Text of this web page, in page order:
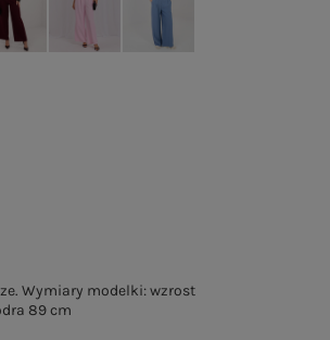
Wymiary modelki: wzrost
89 cm